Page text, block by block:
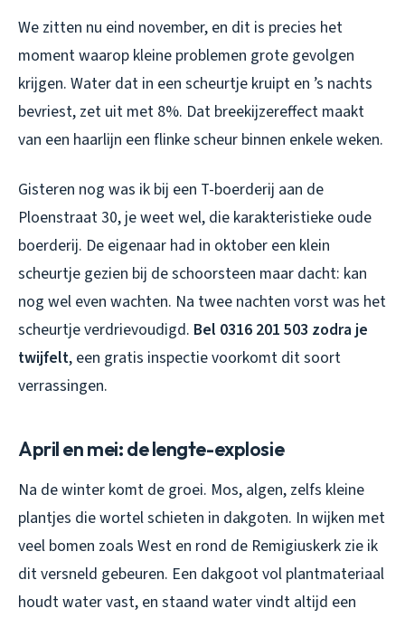
We zitten nu eind november, en dit is precies het
moment waarop kleine problemen grote gevolgen
krijgen. Water dat in een scheurtje kruipt en ’s nachts
bevriest, zet uit met 8%. Dat breekijzereffect maakt
van een haarlijn een flinke scheur binnen enkele weken.
Gisteren nog was ik bij een T-boerderij aan de
Ploenstraat 30, je weet wel, die karakteristieke oude
boerderij. De eigenaar had in oktober een klein
scheurtje gezien bij de schoorsteen maar dacht: kan
nog wel even wachten. Na twee nachten vorst was het
scheurtje verdrievoudigd. Bel 0316 201 503 zodra je
twijfelt, een gratis inspectie voorkomt dit soort
verrassingen.
April en mei: de lengte-explosie
Na de winter komt de groei. Mos, algen, zelfs kleine
plantjes die wortel schieten in dakgoten. In wijken met
veel bomen zoals West en rond de Remigiuskerk zie ik
dit versneld gebeuren. Een dakgoot vol plantmateriaal
houdt water vast, en staand water vindt altijd een